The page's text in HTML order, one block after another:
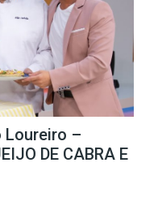
Loureiro –
DE CABRA E